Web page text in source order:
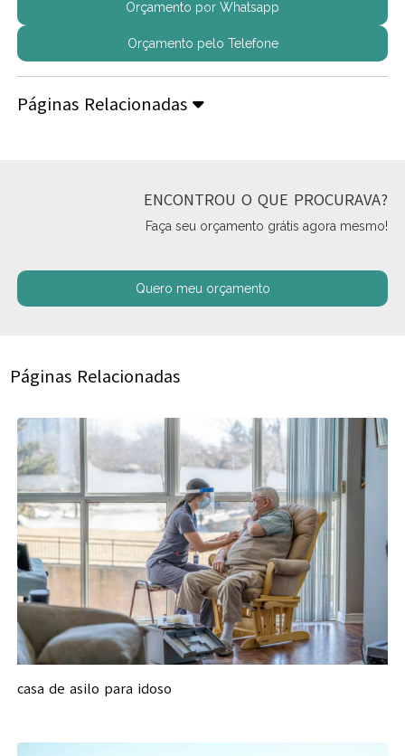
Orçamento por Whatsapp
Orçamento pelo Telefone
Páginas Relacionadas
ENCONTROU O QUE PROCURAVA?
Faça seu orçamento grátis agora mesmo!
Quero meu orçamento
Páginas Relacionadas
casa de asilo para idoso